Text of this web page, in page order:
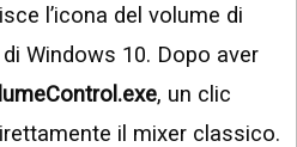
l’icona del volume di
Windows 10. Dopo aver
, un clic
il mixer classico.